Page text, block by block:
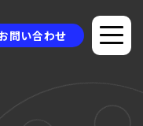
問い合わせ